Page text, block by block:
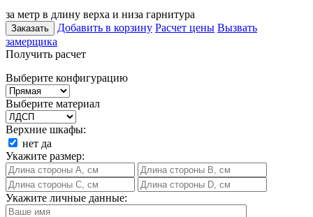
за метр в длину верха и низа гарнитура
Заказать Добавить в корзину Расчет цены Вызвать
замерщика
Получить расчет
Выберите конфигурацию
Выберите материал
Верхние шкафы:
нет да
Укажите размер:
Укажите личные данные: